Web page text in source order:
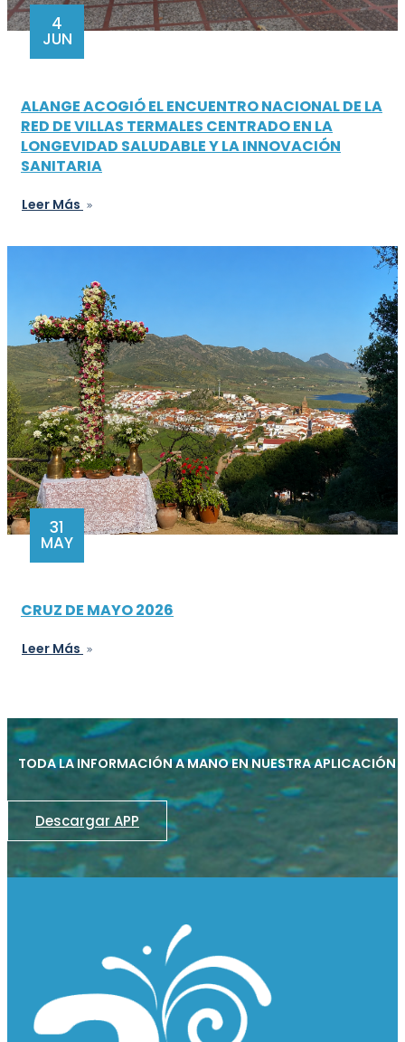
4
JUN
ALANGE ACOGIÓ EL ENCUENTRO NACIONAL DE LA
RED DE VILLAS TERMALES CENTRADO EN LA
LONGEVIDAD SALUDABLE Y LA INNOVACIÓN
SANITARIA
Leer Más
31
MAY
CRUZ DE MAYO 2026
Leer Más
TODA LA INFORMACIÓN A MANO EN NUESTRA APLICACIÓN
Descargar APP